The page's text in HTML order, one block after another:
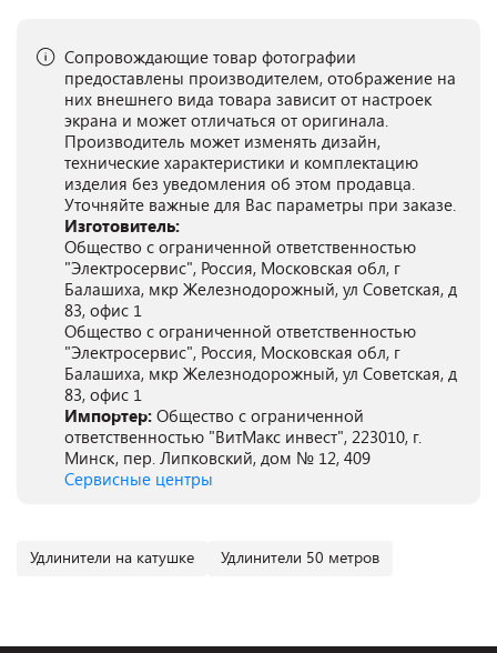
Сопровождающие товар фотографии
предоставлены производителем, отображение на
них внешнего вида товара зависит от настроек
экрана и может отличаться от оригинала.
Производитель может изменять дизайн,
технические характеристики и комплектацию
изделия без уведомления об этом продавца.
Уточняйте важные для Вас параметры при заказе.
Изготовитель:
Общество с ограниченной ответственностью
"Электросервис", Россия, Московская обл, г
Балашиха, мкр Железнодорожный, ул Советская, д
83, офис 1
Общество с ограниченной ответственностью
"Электросервис", Россия, Московская обл, г
Балашиха, мкр Железнодорожный, ул Советская, д
83, офис 1
Импортер: Общество с ограниченной
ответственностью "ВитМакс инвест", 223010, г.
Минск, пер. Липковский, дом № 12, 409
Сервисные центры
Удлинители на катушке Удлинители 50 метров